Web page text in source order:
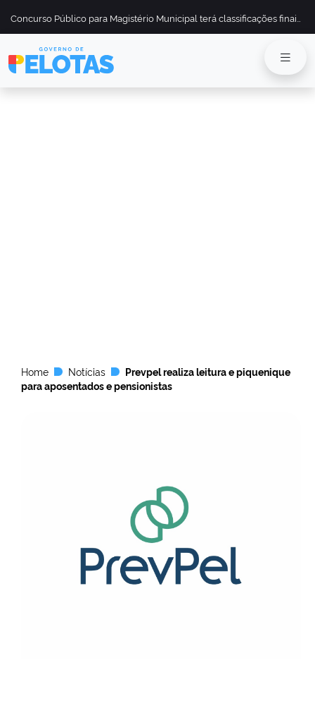
Home Notícias
Prevpel realiza leitura e piquenique
para aposentados e pensionistas